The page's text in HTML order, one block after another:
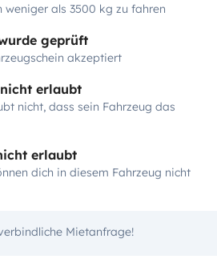
weniger als 3500 kg zu fahren
geprüft
akzeptiert
erlaubt
nicht, dass sein Fahrzeug das
erlaubt
dich in diesem Fahrzeug nicht
Mietanfrage!